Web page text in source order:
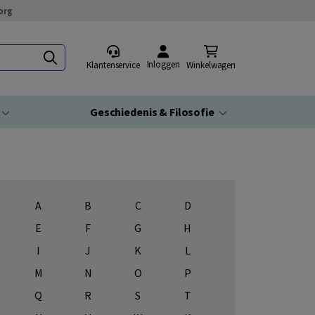
Klantenservice Inloggen Winkelwagen
Geschiedenis & Filosofie
A B C
D
E
F G
H
I
J K
L
M
N O
P
Q
R S
T